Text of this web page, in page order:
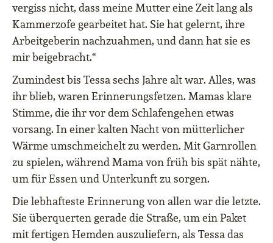
vergiss nicht, dass meine Mutter eine Zeit lang als
Kammerzofe gearbeitet hat. Sie hat gelernt, ihre
Arbeitgeberin nachzuahmen, und dann hat sie es
mir beigebracht.“
Zumindest bis Tessa sechs Jahre alt war. Alles, was
ihr blieb, waren Erinnerungsfetzen. Mamas klare
Stimme, die ihr vor dem Schlafengehen etwas
vorsang. In einer kalten Nacht von mütterlicher
Wärme umschmeichelt zu werden. Mit Garnrollen
zu spielen, während Mama von früh bis spät nähte,
um für Essen und Unterkunft zu sorgen.
Die lebhafteste Erinnerung von allen war die letzte.
Sie überquerten gerade die Straße, um ein Paket
mit fertigen Hemden auszuliefern, als Tessa das